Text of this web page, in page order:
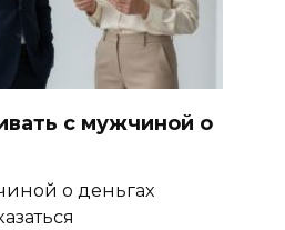
с мужчиной о
о деньгах